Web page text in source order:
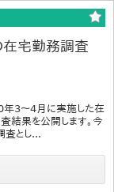
在宅勤務調査
年3～4月に実施した在
結果を公開します。今
査とし...